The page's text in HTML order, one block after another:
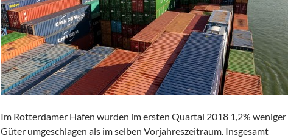
Im Rotterdamer Hafen wurden im ersten Quartal 2018 1,2% weniger
Güter umgeschlagen als im selben Vorjahreszeitraum. Insgesamt